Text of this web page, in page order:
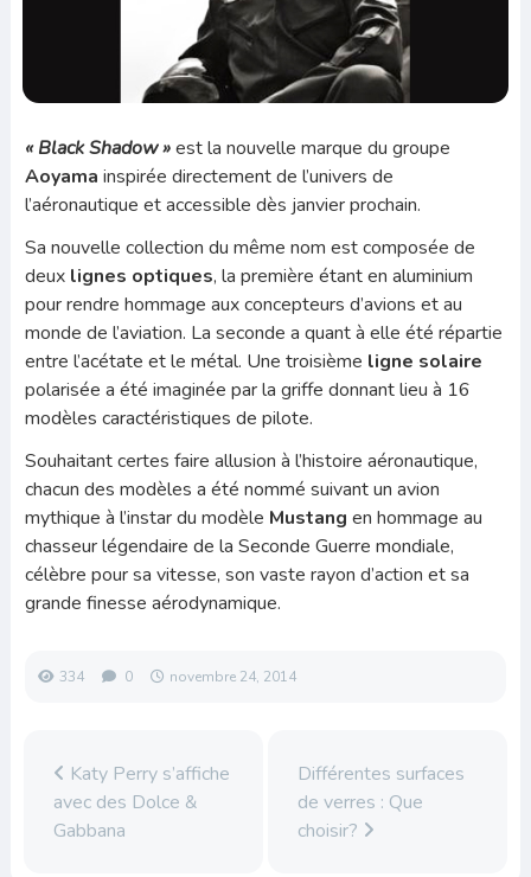
« Black Shadow »est la nouvelle marque du groupe
Aoyama inspirée directement de l’univers de
l’aéronautique et accessible dès janvier prochain.
Sa nouvelle collection du même nom est composée de
deux lignes optiques, la première étant en aluminium
pour rendre hommage aux concepteurs d’avions et au
monde de l’aviation. La seconde a quant à elle été répartie
entre l’acétate et le métal. Une troisième ligne solaire
polarisée a été imaginée par la griffe donnant lieu à 16
modèles caractéristiques de pilote.
Souhaitant certes faire allusion à l’histoire aéronautique,
chacun des modèles a été nommé suivant un avion
mythique à l’instar du modèle Mustang en hommage au
chasseur légendaire de la Seconde Guerre mondiale,
célèbre pour sa vitesse, son vaste rayon d’action et sa
grande finesse aérodynamique.
334 0 novembre 24, 2014
Katy Perry s’affiche
avec des Dolce &
Gabbana
Différentes surfaces
de verres : Que
choisir?